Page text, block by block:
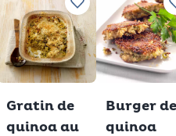
à vos recettes préférées
Ajouter à vos
Gratin de
quinoa au
Burger de
quinoa